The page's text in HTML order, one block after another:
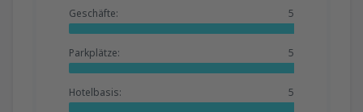
Geschäfte: 5
Parkplätze: 5
Hotelbasis: 5